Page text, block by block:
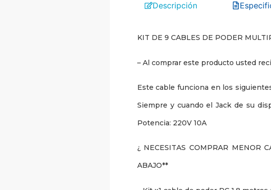
Descripción
KIT DE 9 CABLES DE PODER
– Al comprar este producto usted
Este cable funciona en los
Siempre y cuando el Jack de su
Potencia: 220V 10A
¿ NECESITAS COMPRAR MENOR
ABAJO**